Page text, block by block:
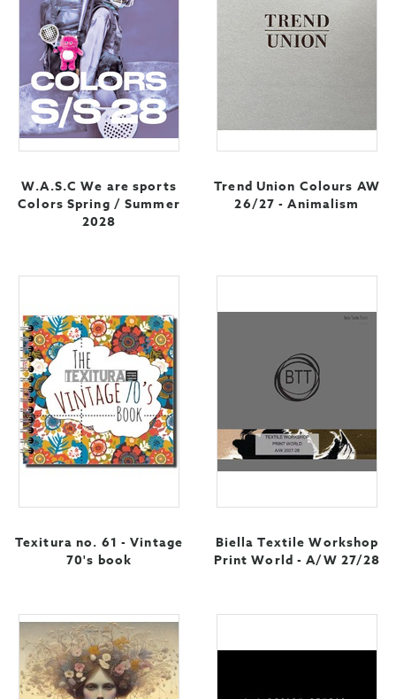
W.A.S.C We are sports
Colors Spring / Summer
2028
Trend Union Colours AW
26/27 - Animalism
Texitura no. 61 - Vintage
70's book
Biella Textile Workshop
Print World - A/W 27/28